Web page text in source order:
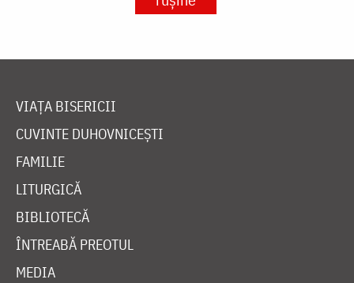
VIAȚA BISERICII
CUVINTE DUHOVNICEȘTI
FAMILIE
LITURGICĂ
BIBLIOTECĂ
ÎNTREABĂ PREOTUL
MEDIA